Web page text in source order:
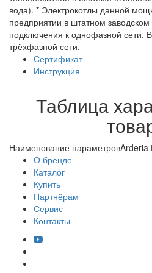
вода). * Электрокотлы данной
предприятии в штатном
подключения к однофазной сети.
трёхфазной сети.
Сертификат
Инструкция
Таблица
Наименование параметровArderia
О бренде
Каталог
Купить
Партнёрам
Сервис
Контакты